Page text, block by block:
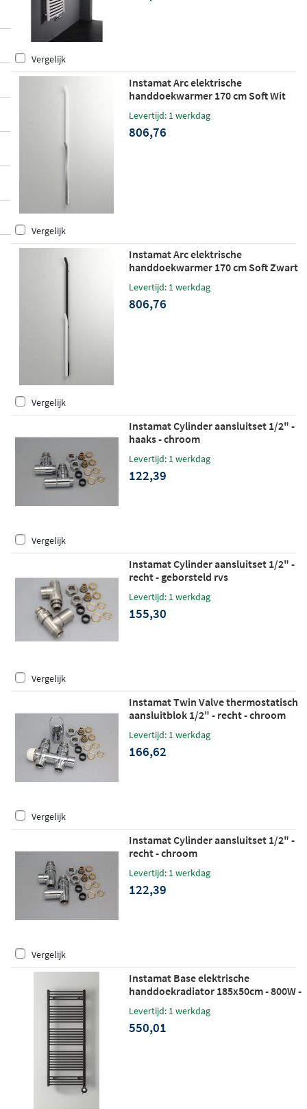
Vergelijk
Instamat Arc elektrische
handdoekwarmer 170 cm Soft Wit
met Gepolijst front
Levertijd: 1 werkdag
806,76
Vergelijk
Instamat Arc elektrische
handdoekwarmer 170 cm Soft Zwart
met Soft Wit front
Levertijd: 1 werkdag
806,76
Vergelijk
Instamat Cylinder aansluitset 1/2" -
haaks - chroom
Levertijd: 1 werkdag
122,39
Vergelijk
Instamat Cylinder aansluitset 1/2" -
recht - geborsteld rvs
Levertijd: 1 werkdag
155,30
Vergelijk
Instamat Twin Valve thermostatisch
aansluitblok 1/2" - recht - chroom
Levertijd: 1 werkdag
166,62
Vergelijk
Instamat Cylinder aansluitset 1/2" -
recht - chroom
Levertijd: 1 werkdag
122,39
Vergelijk
Instamat Base elektrische
handdoekradiator 185x50cm - 800W -
Levertijd: 1 werkdag
550,01